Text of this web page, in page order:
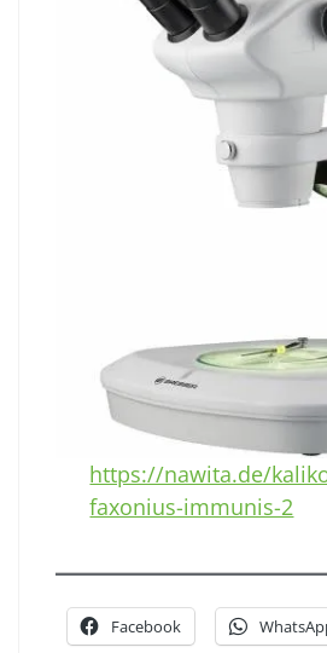
https://nawita.de/
faxonius-immunis-2
Facebook